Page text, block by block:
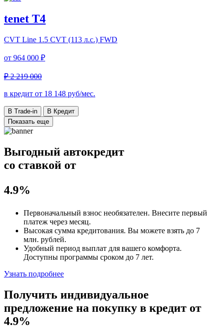
tenet T4
CVT Line 1.5 CVT (113 л.с.) FWD
от 964 000 ₽
₽ 2 219 000
в кредит от 18 148 руб/мес.
В Trade-in
В Кредит
Показать еще
Выгодный автокредит
со ставкой от
4.9%
Первоначальный взнос необязателен. Внесите первый
платеж через месяц.
Высокая сумма кредитования. Вы можете взять до 7
млн. рублей.
Удобный период выплат для вашего комфорта.
Доступны программы сроком до 7 лет.
Узнать подробнее
Получить индивидуальное
предложение на покупку в кредит от
4.9%